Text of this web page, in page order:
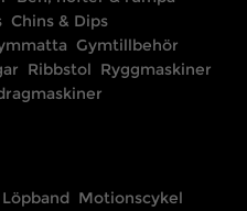
Chins & Dips
Gymtillbehör
Ribbstol Ryggmaskiner
Löpband Motionscykel